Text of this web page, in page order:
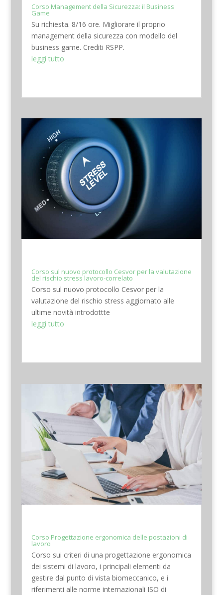
Corso Management della Sicurezza: il Business
Game
Su richiesta. 8/16 ore. Migliorare il proprio
management della sicurezza con modello del
business game. Crediti RSPP.
leggi tutto
Corso sul nuovo protocollo Cesvor per la valutazione
del rischio stress lavoro-correlato
Corso sul nuovo protocollo Cesvor per la
valutazione del rischio stress aggiornato alle
ultime novità introdottte
leggi tutto
Corso Progettazione ergonomica delle postazioni di
lavoro
Corso sui criteri di una progettazione ergonomica
dei sistemi di lavoro, i principali elementi da
gestire dal punto di vista biomeccanico, e i
riferimenti alle norme internazionali ISO di